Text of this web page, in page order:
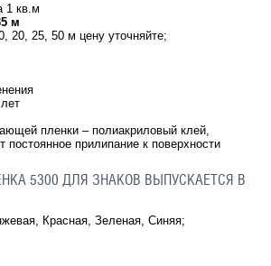
1 кв.м
м
20, 25, 50 м цену уточняйте;
пленки – полиакриловый клей,
постоянное прилипание к поверхности
5300 ДЛЯ ЗНАКОВ ВЫПУСКАЕТСЯ В
Красная, Зеленая, Синяя;